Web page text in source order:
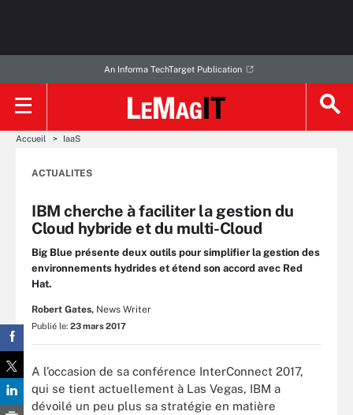
An Informa TechTarget Publication
Accueil IaaS
ACTUALITES
IBM cherche à faciliter la gestion du
Cloud hybride et du multi-Cloud
Big Blue présente deux outils pour simplifier la gestion des
environnements hydrides et étend son accord avec Red
Hat.
Robert Gates, News Writer
Publié le: 23 mars 2017
A l’occasion de sa conférence InterConnect 2017,
qui se tient actuellement à Las Vegas, IBM a
dévoilé un peu plus sa stratégie en matière